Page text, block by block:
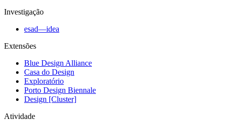
Investigação
esad—idea
Extensões
Blue Design Alliance
Casa do Design
Exploratório
Porto Design Biennale
Design [Cluster]
Atividade